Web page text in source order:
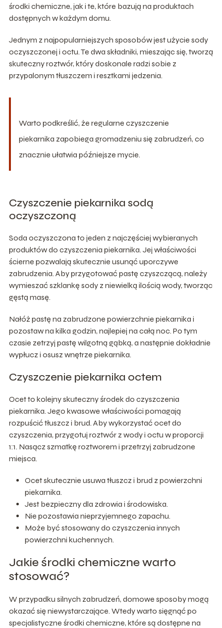
środki chemiczne, jak i te, które bazują na produktach
dostępnych w każdym domu.
Jednym z najpopularniejszych sposobów jest użycie sody
oczyszczonej i octu. Te dwa składniki, mieszając się, tworzą
skuteczny roztwór, który doskonale radzi sobie z
przypalonym tłuszczem i resztkami jedzenia.
Warto podkreślić, że regularne czyszczenie
piekarnika zapobiega gromadzeniu się zabrudzeń, co
znacznie ułatwia późniejsze mycie.
Czyszczenie piekarnika sodą
oczyszczoną
Soda oczyszczona to jeden z najczęściej wybieranych
produktów do czyszczenia piekarnika. Jej właściwości
ścierne pozwalają skutecznie usunąć uporczywe
zabrudzenia. Aby przygotować pastę czyszczącą, należy
wymieszać szklankę sody z niewielką ilością wody, tworząc
gęstą masę.
Nałóż pastę na zabrudzone powierzchnie piekarnika i
pozostaw na kilka godzin, najlepiej na całą noc. Po tym
czasie zetrzyj pastę wilgotną gąbką, a następnie dokładnie
wypłucz i osusz wnętrze piekarnika.
Czyszczenie piekarnika octem
Ocet to kolejny skuteczny środek do czyszczenia
piekarnika. Jego kwasowe właściwości pomagają
rozpuścić tłuszcz i brud. Aby wykorzystać ocet do
czyszczenia, przygotuj roztwór z wody i octu w proporcji
1:1. Nasącz szmatkę roztworem i przetrzyj zabrudzone
miejsca.
Ocet skutecznie usuwa tłuszcz i brud z powierzchni
piekarnika.
Jest bezpieczny dla zdrowia i środowiska.
Nie pozostawia nieprzyjemnego zapachu.
Może być stosowany do czyszczenia innych
powierzchni kuchennych.
Jakie środki chemiczne warto
stosować?
W przypadku silnych zabrudzeń, domowe sposoby mogą
okazać się niewystarczające. Wtedy warto sięgnąć po
specjalistyczne środki chemiczne, które są dostępne na